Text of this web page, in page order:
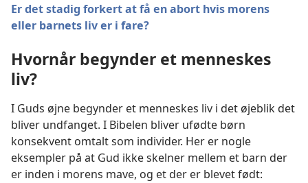
Er det stadig forkert at få en abort hvis morens
eller barnets liv er i fare?
Hvornår begynder et menneskes
liv?
I Guds øjne begynder et menneskes liv i det øjeblik det
bliver undfanget. I Bibelen bliver ufødte børn
konsekvent omtalt som individer. Her er nogle
eksempler på at Gud ikke skelner mellem et barn der
er inden i morens mave, og et der er blevet født: